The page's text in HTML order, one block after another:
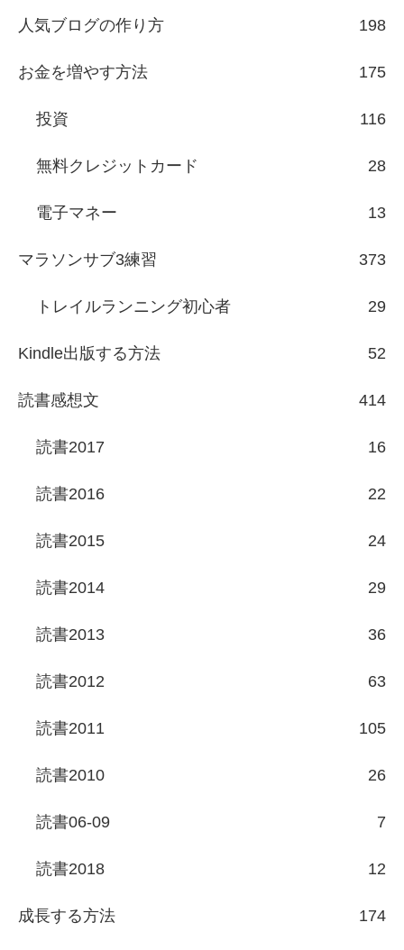
人気ブログの作り方 198
お金を増やす方法 175
投資 116
無料クレジットカード 28
電子マネー 13
マラソンサブ3練習 373
トレイルランニング初心者 29
Kindle出版する方法 52
読書感想文 414
読書2017 16
読書2016 22
読書2015 24
読書2014 29
読書2013 36
読書2012 63
読書2011 105
読書2010 26
読書06-09 7
読書2018 12
成長する方法 174